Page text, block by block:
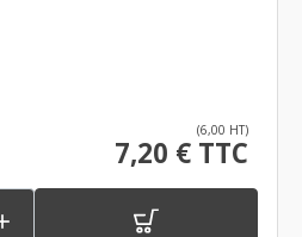
(6,00 HT)
7,20 € TTC